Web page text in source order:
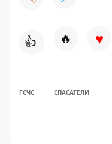
👍 🔥 ♥
ГСЧС СПАСАТЕЛИ